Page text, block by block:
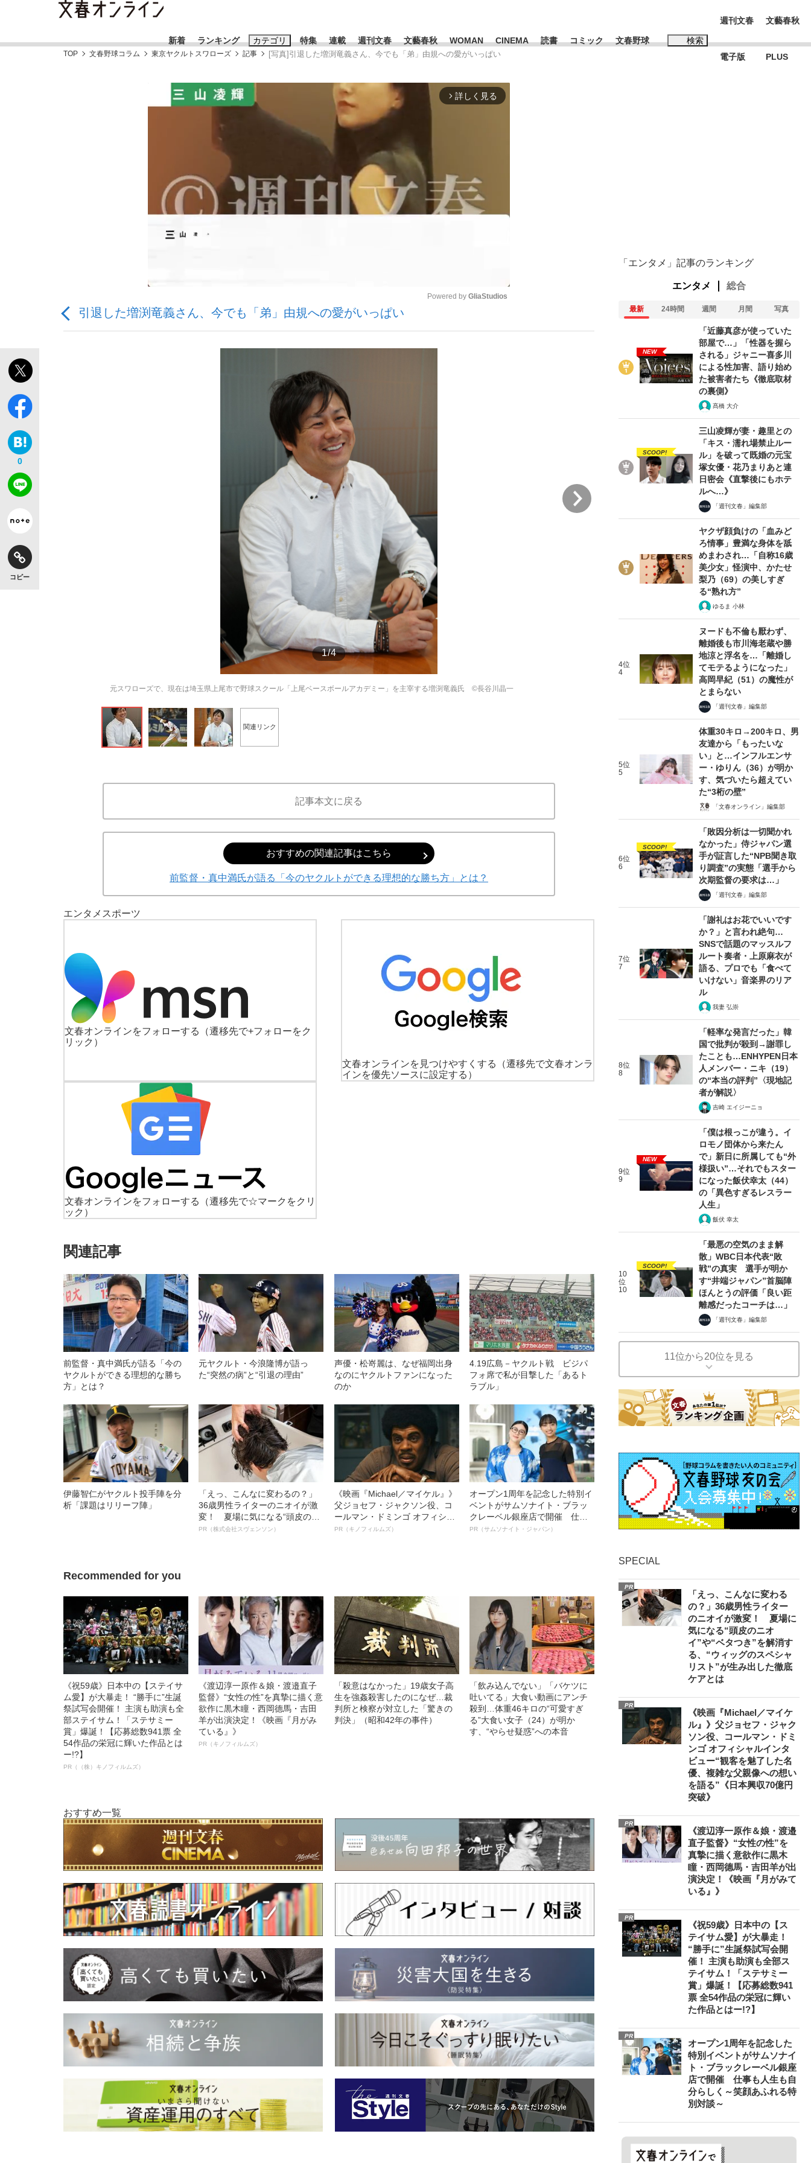
新着 ランキング カテゴリ
「90%は失敗する。でも…」本田圭佑が初めて明かした日本代表監督に...
「敗因分析は一切聞かれなかった」侍ジャパン選手が証言した“NPB聞... 「クマが悪者扱いされているのが悲しい」『北の国から』倉本聰氏（91...
「目標達成できなかったからと言って…」サッカー日本代表・森保一監督...
もっと見る
特集
もっと見る
連載 週刊文春 文藝春秋 WOMAN CINEMA 読書 コミック 文春野球 検索
おすすめのキーワードタグ一覧
#高市早苗 #森岡毅
週刊文春
電子版
文藝春秋
PLUS
TOP 文春野球コラム 東京ヤクルトスワローズ 記事 [写真]引退した増渕竜義さん、今でも「弟」由規への愛がいっぱい
arrow_forward_ios 詳しく見る
Mute
Powered by GliaStudios
引退した増渕竜義さん、今でも「弟」由規への愛がいっぱい
0
コピー
1/4
元スワローズで、現在は埼玉県上尾市で野球スクール「上尾ベースボールアカデミー」を主宰する増渕竜義氏 ©長谷川晶一
関連リンク
記事本文に戻る
おすすめの関連記事はこちら
前監督・真中満氏が語る「今のヤクルトができる理想的な勝ち方」とは？
エンタメ スポーツ
文春オンラインをフォローする
（遷移先で+フォローをク
リック）
文春オンラインを見つけやすくする
（遷移先で文春オンラ
インを優先ソースに設定する）
文春オンラインをフォローする
（遷移先で☆マークをクリ
ック）
関連記事
前監督・真中満氏が語る「今の
ヤクルトができる理想的な勝ち
方」とは？
元ヤクルト・今浪隆博が語っ
た“突然の病”と“引退の理由”
声優・松嵜麗は、なぜ福岡出身
なのにヤクルトファンになった
のか
4.19広島－ヤクルト戦 ビジパ
フォ席で私が目撃した「あるト
ラブル」
伊藤智仁がヤクルト投手陣を分
析「課題はリリーフ陣」
「えっ、こんなに変わるの？」
36歳男性ライターのニオイが激
変！ 夏場に気になる“頭皮のニ
オイ”や“ベタつき”を解消す
PR（株式会社スヴェンソン）
《映画『Michael／マイケル』》
父ジョセフ・ジャクソン役、コ
ールマン・ドミンゴ オフィシャ
ルインタビュー“観客を魅了した
PR（キノフィルムズ）
オープン1周年を記念した特別イ
ベントがサムソナイト・ブラッ
クレーベル銀座店で開催 仕事
も人生も自分らしく～笑顔あふ
PR（サムソナイト・ジャパン）
Recommended for you
《祝59歳》日本中の【ステイサ
ム愛】が大暴走！ “勝手に”生誕
祭試写会開催！ 主演も助演も全
部ステイサム！「ステサミー
賞」爆誕！【応募総数941票 全
54作品の栄冠に輝いた作品とは
ー!?】
PR（（株）キノフィルムズ）
《渡辺淳一原作＆娘・渡邉直子
監督》“女性の性”を真摯に描く意
欲作に黒木瞳・西岡德馬・吉田
羊が出演決定！《映画『月がみ
ている』》
PR（キノフィルムズ）
「殺意はなかった」19歳女子高
生を強姦殺害したのになぜ…裁
判所と検察が対立した「驚きの
判決」（昭和42年の事件）
「飲み込んでない」「バケツに
吐いてる」大食い動画にアンチ
殺到…体重46キロの“可愛すぎ
る”大食い女子（24）が明か
す、“やらせ疑惑”への本音
おすすめ一覧
「エンタメ」記事のランキング
エンタメ 総合
最新 24時間 週間 月間 写真
NEW
「近藤真彦が使っていた
部屋で…」「性器を握ら
される」ジャニー喜多川
による性加害、語り始め
た被害者たち《徹底取材
の裏側》
髙橋 大介
SCOOP!
三山凌輝が妻・趣里との
「キス・濡れ場禁止ルー
ル」を破って既婚の元宝
塚女優・花乃まりあと連
日密会《直撃後にもホテ
ルへ…》
「週刊文春」編集部
ヤクザ顔負けの「血みど
ろ情事」豊満な身体を舐
めまわされ…「自称16歳
美少女」怪演中、かたせ
梨乃（69）の美しすぎ
る“熟れ方”
ゆるま 小林
4位
4
ヌードも不倫も厭わず、
離婚後も市川海老蔵や勝
地涼と浮名を…「離婚し
てモテるようになった」
高岡早紀（51）の魔性が
とまらない
「週刊文春」編集部
5位
5
体重30キロ→200キロ、男
友達から「もったいな
い」と…インフルエンサ
ー・ゆりん（36）が明か
す、気づいたら超えてい
た“3桁の壁”
「文春オンライン」編集部
6位
6
SCOOP!
「敗因分析は一切聞かれ
なかった」侍ジャパン選
手が証言した“NPB聞き取
り調査”の実態「選手から
次期監督の要求は…」
「週刊文春」編集部
7位
7
「謝礼はお花でいいです
か？」と言われ絶句…
SNSで話題のマッスルフ
ルート奏者・上原麻衣が
語る、プロでも「食べて
いけない」音楽界のリア
ル
我妻 弘崇
8位
8
「軽率な発言だった」韓
国で批判が殺到→謝罪し
たことも…ENHYPEN日本
人メンバー・ニキ（19）
の“本当の評判”〈現地記
者が解説〉
吉崎 エイジーニョ
9位
9
NEW
「僕は根っこが違う。イ
ロモノ団体から来たん
で」新日に所属しても“外
様扱い”…それでもスター
になった飯伏幸太（44）
の「異色すぎるレスラー
人生」
飯伏 幸太
10
位
10
SCOOP!
「最悪の空気のまま解
散」WBC日本代表“敗
戦”の真実 選手が明か
す“井端ジャパン”首脳陣
ほんとうの評価「良い距
離感だったコーチは…」
「週刊文春」編集部
11位から20位を見る
SPECIAL
PR
「えっ、こんなに変わる
の？」36歳男性ライター
のニオイが激変！ 夏場に
気になる“頭皮のニオ
イ”や“ベタつき”を解消す
る、“ウィッグのスペシャ
リスト”が生み出した徹底
ケアとは
PR
《映画『Michael／マイケ
ル』》父ジョセフ・ジャク
ソン役、コールマン・ドミ
ンゴ オフィシャルインタ
ビュー“観客を魅了した名
優、複雑な父親像への想い
を語る”《日本興収70億円
突破》
PR
《渡辺淳一原作＆娘・渡邉
直子監督》“女性の性”を
真摯に描く意欲作に黒木
瞳・西岡德馬・吉田羊が出
演決定！《映画『月がみて
いる』》
PR
《祝59歳》日本中の【ス
テイサム愛】が大暴走！
“勝手に”生誕祭試写会開
催！ 主演も助演も全部ス
テイサム！「ステサミー
賞」爆誕！【応募総数941
票 全54作品の栄冠に輝い
た作品とはー!?】
PR
オープン1周年を記念した
特別イベントがサムソナイ
ト・ブラックレーベル銀座
店で開催 仕事も人生も自
分らしく～笑顔あふれる特
別対談～